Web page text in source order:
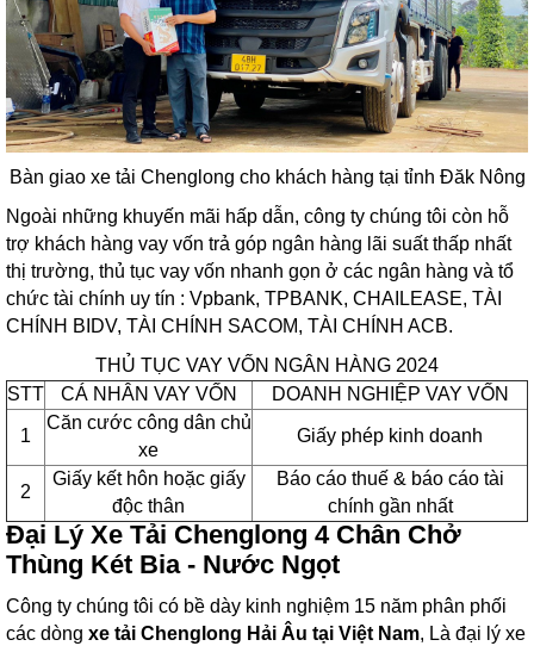
Bàn giao xe tải Chenglong cho khách hàng tại tỉnh Đăk Nông
Ngoài những khuyến mãi hấp dẫn, công ty chúng tôi còn hỗ
trợ khách hàng vay vốn trả góp ngân hàng lãi suất thấp nhất
thị trường, thủ tục vay vốn nhanh gọn ở các ngân hàng và tổ
chức tài chính uy tín : Vpbank, TPBANK, CHAILEASE, TÀI
CHÍNH BIDV, TÀI CHÍNH SACOM, TÀI CHÍNH ACB.
THỦ TỤC VAY VỐN NGÂN HÀNG 2024
STT
CÁ NHÂN VAY VỐN DOANH NGHIỆP VAY VỐN
1
Căn cước công dân chủ
xe
Giấy phép kinh doanh
2
Giấy kết hôn hoặc giấy
độc thân
Báo cáo thuế & báo cáo tài
chính gần nhất
Đại Lý Xe Tải Chenglong 4 Chân Chở
Thùng Két Bia - Nước Ngọt
Công ty chúng tôi có bề dày kinh nghiệm 15 năm phân phối
các dòng xe tải Chenglong Hải Âu tại Việt Nam, Là đại lý xe